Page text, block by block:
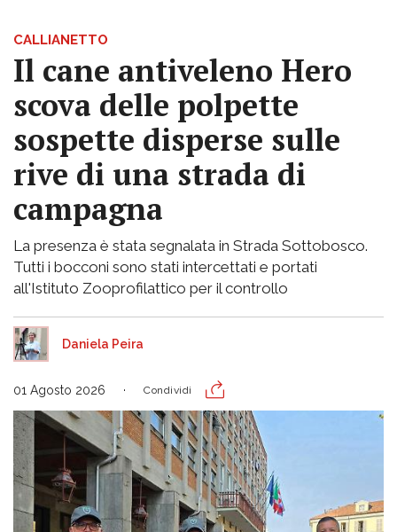
CALLIANETTO
Il cane antiveleno Hero
scova delle polpette
sospette disperse sulle
rive di una strada di
campagna
La presenza è stata segnalata in Strada Sottobosco.
Tutti i bocconi sono stati intercettati e portati
all'Istituto Zooprofilattico per il controllo
Daniela Peira
01 Agosto 2026 Condividi